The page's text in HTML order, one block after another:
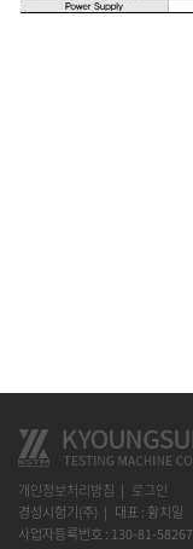
개인정보처리방침
로그인
경성시험기(주)
대표 : 황치일
사업자등록번호 : 130-81-58267